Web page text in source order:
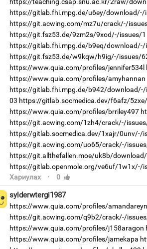
https://gitlab.fhi.mpg.de/u6ey/download/-/
https://git.acwing.com/mz7u/crack/-/
https://git.fsz53.de/9zm2s/9xod/-/issues/1
https://gitlab.fhi.mpg.de/b9eq/download/-/
https://git.fsz53.de/w9kqw/h9ig/-/issues/
https://www.quia.com/profiles/jennifer534l
https://www.quia.com/profiles/amyhannan
https://gitlab.fhi.mpg.de/b942/download/-/
03 https://gitlab.socmedica.dev/f6afz/
https://www.quia.com/profiles/brriley497
https://git.acwing.com/1zh4/crack/-/
https://gitlab.socmedica.dev/1xajr/0unv/-/
https://git.acwing.com/uo65/crack/-/
https://git.allthefallen.moe/uk8b/
https://gitlab.openmole.org/ve6uf/1w1x/-/
Хариулах · 0
sylderwtergi1987
https://www.quia.com/profiles/
https://git.acwing.com/q9b2/crack/-/
https://www.quia.com/profiles/j158aragon
https://www.quia.com/profiles/jamekapa